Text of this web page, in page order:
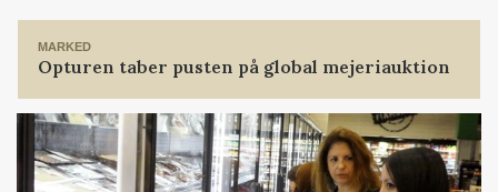
MARKED
Opturen taber pusten på global mejeriauktion